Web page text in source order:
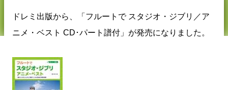
ドレミ出版から、「フルートで スタジオ・ジブリ／ア
ニメ・ベスト CD･パート譜付」が発売になりました。